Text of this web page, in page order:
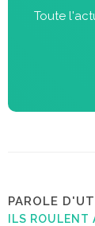
Toute
PAROLE
ILS ROULENT